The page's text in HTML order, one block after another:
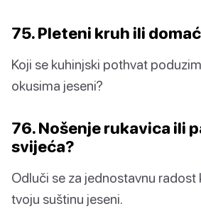
75. Pleteni kruh ili
Koji se kuhinjski pothvat
okusima jeseni?
76. Nošenje rukavica ili
svijeća?
Odluči se za jednostavnu radost
tvoju suštinu jeseni.